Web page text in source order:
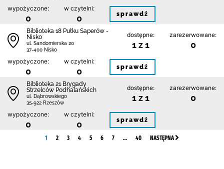
wypożyczone:
0
w czytelni:
0 sprawdź
Biblioteka 18 Pułku Saperów -
Nisko
ul. Sandomierska 20
37-400 Nisko
dostępne:
1 z 1
zarezerwowane:
0
wypożyczone:
0
w czytelni:
0 sprawdź
Biblioteka 21 Brygady
Strzelców Podhalańskich
ul. Dąbrowskiego
35-922 Rzeszów
dostępne:
1 z 1
zarezerwowane:
0
wypożyczone:
0
w czytelni:
0 sprawdź
1 2 3 4 5 6 7 … 40 NASTĘPNA